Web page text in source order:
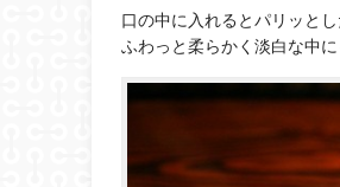
口の中に入れるとパリッと
ふわっと柔らかく淡白な中